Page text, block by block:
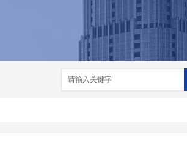
河南脱销设备
河南脱销设备厂家